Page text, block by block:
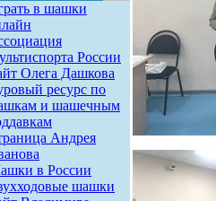
в шашки
России
Олега Дашкова
ресурс по
и шашечным
Андрея
в России
шашки